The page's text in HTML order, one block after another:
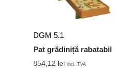
DGM 5.1
Pat grădiniță rabatabil
854,12 lei incl. TVA